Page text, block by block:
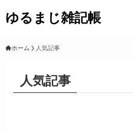
ゆるまじ雑記帳
ホーム 人気記事
人気記事